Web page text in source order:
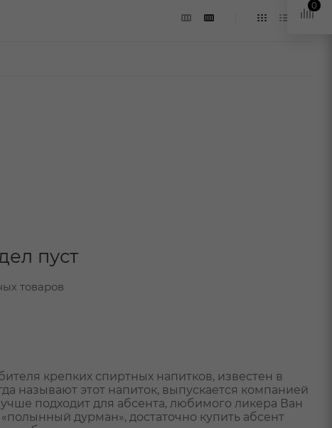
пуст
товаров
крепких спиртных напитков, известен в
называют этот напиток, выпускается компанией
подходит для абсента, любимого ликера Ван
дурман», достаточно купить абсент
0